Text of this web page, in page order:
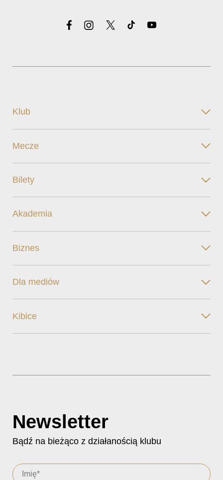
Klub
Mecze
Bilety
Akademia
Biznes
Dla mediów
Kibice
Newsletter
Bądź na bieżąco z działanością klubu